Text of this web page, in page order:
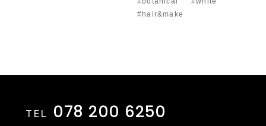
#hair&make
TEL 078 200 6250